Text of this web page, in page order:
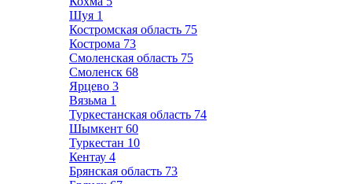
Шуя 1
Костромская область 75
Кострома 73
Смоленская область 75
Смоленск 68
Ярцево 3
Вязьма 1
Туркестанская область 74
Шымкент 60
Туркестан 10
Кентау 4
Брянская область 73